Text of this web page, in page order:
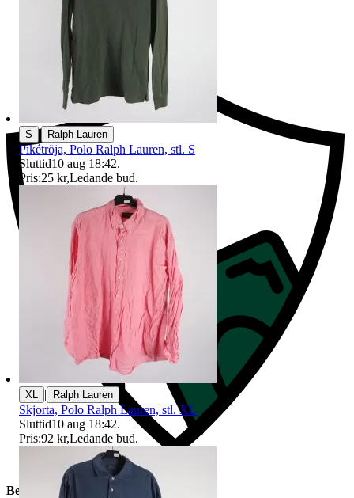
Ersättning om du inte får din vara
Beskrivning
S | Ralph Lauren
Pikétröja, Polo Ralph Lauren, stl. S
Sluttid10 aug 18:42.
Pris:25 kr,Ledande bud.
XL | Ralph Lauren
Skjorta, Polo Ralph Lauren, stl. XL
Sluttid10 aug 18:42.
Pris:92 kr,Ledande bud.